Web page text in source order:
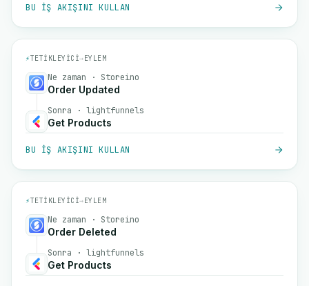
BU IŞ AKIŞINI KULLAN
⚡TETIKLEYICI→EYLEM
Ne zaman · Storeino
Order Updated
Sonra · lightfunnels
Get Products
BU IŞ AKIŞINI KULLAN
⚡TETIKLEYICI→EYLEM
Ne zaman · Storeino
Order Deleted
Sonra · lightfunnels
Get Products